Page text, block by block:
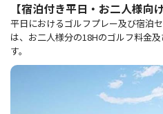
【宿泊付き平日・お二人様向
平日におけるゴルフプレー及び宿泊
は、お二人様分の18Hのゴルフ料金
す。